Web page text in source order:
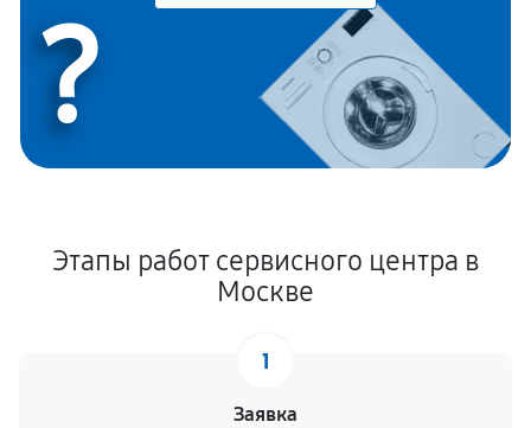
?
Этапы работ сервисного центра в
Москве
1
Заявка